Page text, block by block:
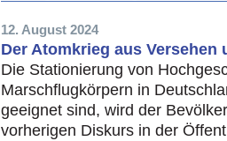
12. August 2024
Der Atomkrieg aus Versehen
Die Stationierung von
Marschflugkörpern in
geeignet sind, wird der
vorherigen Diskurs in der